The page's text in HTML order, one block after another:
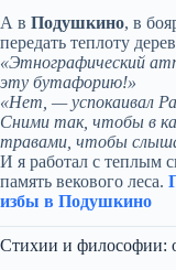
А в Подушкино, в
передать теплоту
«Этнографический
эту бутафорию!»
«Нет, — успокаивал
Сними так, чтобы в
травами, чтобы
И я работал с теплым
память векового леса.
избы в Подушкино
Стихии и философии: